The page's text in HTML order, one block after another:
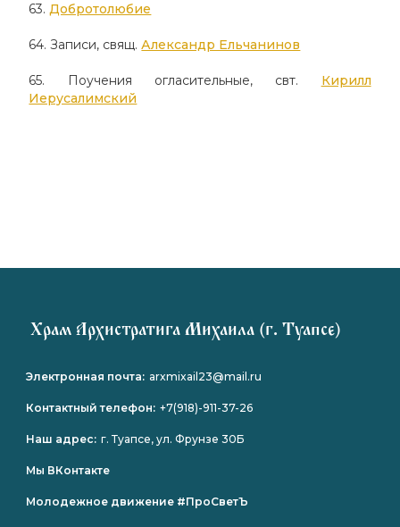
63.Добротолюбие
64. Записи, свящ.Александр Ельчанинов
65. Поучения огласительные, свт. Кирилл
Иерусалимский
Храм Архистратига Михаила (г. Туапсе)
Электронная почта: arxmixail23@mail.ru
Контактный телефон: +7(918)-911-37-26
Наш адрес: г. Туапсе, ул. Фрунзе 30Б
Мы ВКонтакте
Молодежное движение #ПроСветЪ